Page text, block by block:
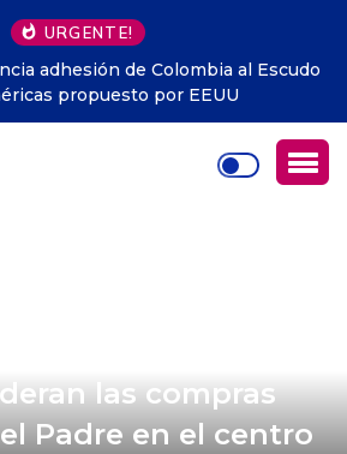
URGENTE!
adhesión de Colombia al Escudo
propuesto por EEUU
las compras
Padre en el centro